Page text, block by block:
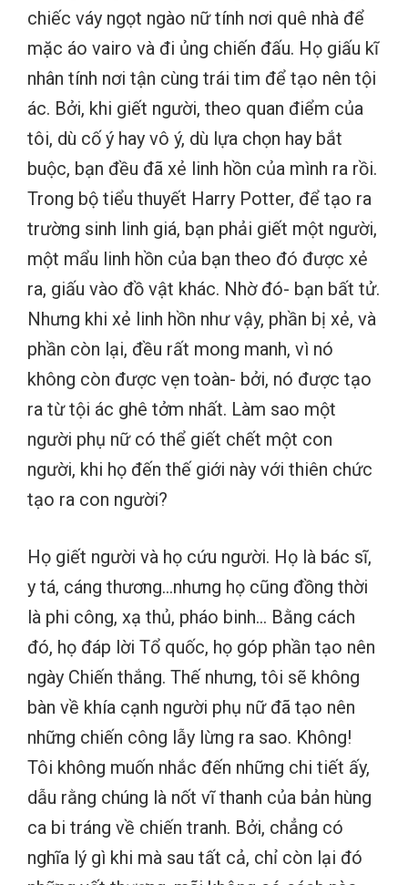
chiếc váy ngọt ngào nữ tính nơi quê nhà để
mặc áo vairo và đi ủng chiến đấu. Họ giấu kĩ
nhân tính nơi tận cùng trái tim để tạo nên tội
ác. Bởi, khi giết người, theo quan điểm của
tôi, dù cố ý hay vô ý, dù lựa chọn hay bắt
buộc, bạn đều đã xẻ linh hồn của mình ra rồi.
Trong bộ tiểu thuyết Harry Potter, để tạo ra
trường sinh linh giá, bạn phải giết một người,
một mẩu linh hồn của bạn theo đó được xẻ
ra, giấu vào đồ vật khác. Nhờ đó- bạn bất tử.
Nhưng khi xẻ linh hồn như vậy, phần bị xẻ, và
phần còn lại, đều rất mong manh, vì nó
không còn được vẹn toàn- bởi, nó được tạo
ra từ tội ác ghê tởm nhất. Làm sao một
người phụ nữ có thể giết chết một con
người, khi họ đến thế giới này với thiên chức
tạo ra con người?
Họ giết người và họ cứu người. Họ là bác sĩ,
y tá, cáng thương…nhưng họ cũng đồng thời
là phi công, xạ thủ, pháo binh… Bằng cách
đó, họ đáp lời Tổ quốc, họ góp phần tạo nên
ngày Chiến thắng. Thế nhưng, tôi sẽ không
bàn về khía cạnh người phụ nữ đã tạo nên
những chiến công lẫy lừng ra sao. Không!
Tôi không muốn nhắc đến những chi tiết ấy,
dẫu rằng chúng là nốt vĩ thanh của bản hùng
ca bi tráng về chiến tranh. Bởi, chẳng có
nghĩa lý gì khi mà sau tất cả, chỉ còn lại đó